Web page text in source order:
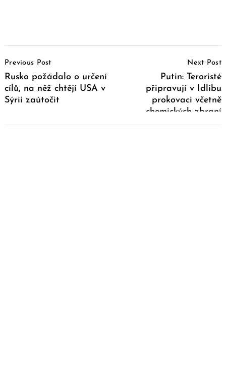
Navigation
Previous Post
Rusko požádalo o určení
cílů, na něž chtějí USA v
Sýrii zaútočit
Next Post
Putin: Teroristé
připravují v Idlibu
prokovaci včetně
chemických zbraní